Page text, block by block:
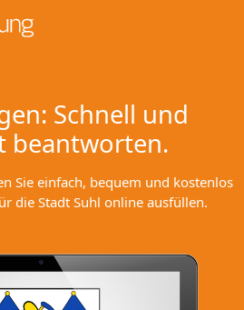
Schnell und
beantworten.
Sie einfach, bequem und kostenlos
die Stadt Suhl online ausfüllen.